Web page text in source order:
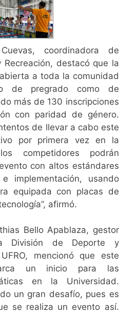
coordinadora de
destacó que la
a toda la comunidad
de pregrado como de
más de 130 inscripciones
con paridad de género.
de llevar a cabo este
por primera vez en la
competidores podrán
con altos estándares
implementación, usando
equipada con placas de
afirmó.
Bello Apablaza, gestor
División de Deporte y
mencionó que este
un inicio para las
en la Universidad.
un gran desafío, pues es
se realiza un evento así.